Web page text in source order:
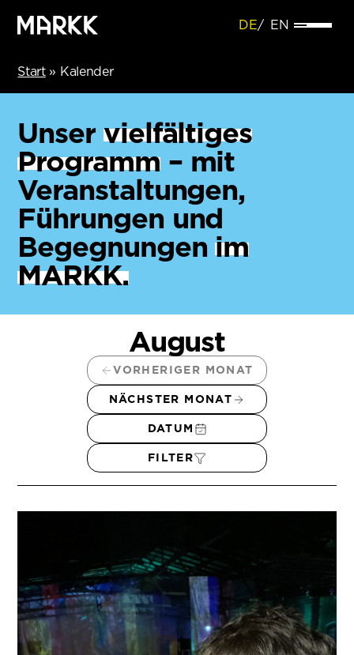
DE EN
Start» Kalender
Unser vielfältiges
Programm– mit
Veranstaltungen,
Führungen und
Begegnungenim
MARKK.
August
VORHERIGER MONAT
NÄCHSTER MONAT
DATUM
FILTER